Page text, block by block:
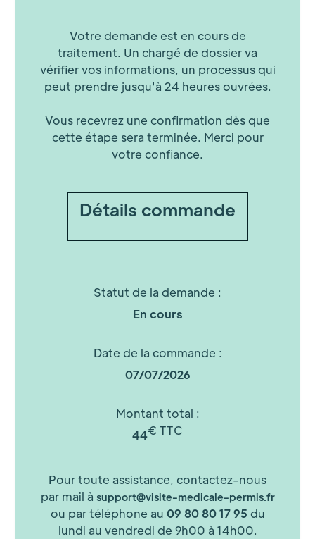
Votre demande est en cours de
traitement. Un chargé de dossier va
vérifier vos informations, un processus qui
peut prendre jusqu'à 24 heures ouvrées.
Vous recevrez une confirmation dès que
cette étape sera terminée. Merci pour
votre confiance.
Détails commande
Statut de la demande :
En cours
Date de la commande :
07/07/2026
Montant total :
44€ TTC
Pour toute assistance, contactez-nous
par mail à support@visite-medicale-permis.fr
ou par téléphone au 09 80 80 17 95 du
lundi au vendredi de 9h00 à 14h00.